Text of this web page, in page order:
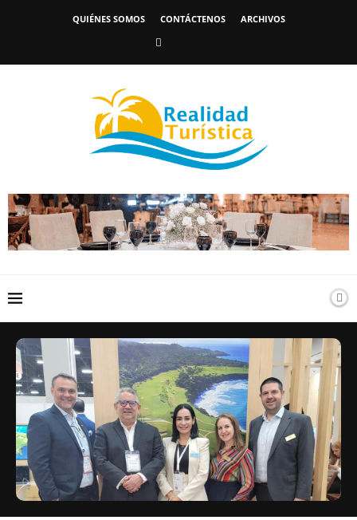
QUIÉNES SOMOS CONTÁCTENOS ARCHIVOS